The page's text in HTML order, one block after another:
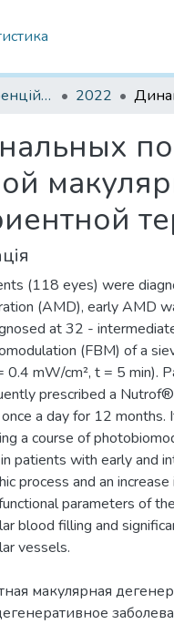
Матеріали конференцій інших установ 2022
(118 eyes) were
(AMD), early AMD
at 32 -
(FBM) of a
0.4 mW/cm², t = 5 min).
prescribed a
a day for 12
a course of
patients with early and
process and an
parameters of
blood filling and
vessels.
макулярная